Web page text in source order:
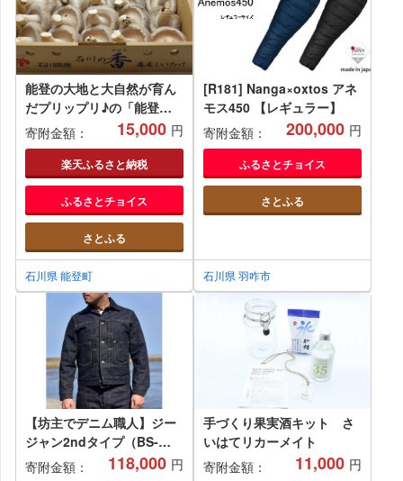
能登の大地と大自然が育ん
だプリップリ♪の「能登産
しいたけ1kg」
寄附金額： 15,000 円
楽天ふるさと納税
ふるさとチョイス
さとふる
石川県 能登町
[R181] Nanga×oxtos アネ
モス450 【レギュラー】
寄附金額：
200,000 円
ふるさとチョイス
さとふる
石川県 羽咋市
【坊主でデニム職人】ジー
ジャン2ndタイプ（BS-
201）
寄附金額： 118,000 円
手づくり果実酒キット さ
いはてリカーメイト
寄附金額：
11,000 円